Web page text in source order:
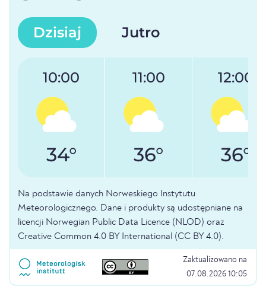
Dzisiaj Jutro
10:00
34°
11:00
36°
12:00
36°
Na podstawie danych Norweskiego Instytutu
Meteorologicznego. Dane i produkty są udostępniane na
licencji Norwegian Public Data Licence (NLOD) oraz
Creative Common 4.0 BY International (CC BY 4.0).
Zaktualizowano na
07.08.2026 10:05